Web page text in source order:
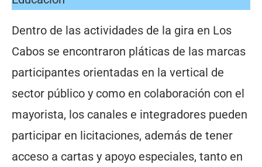
Dentro de las actividades de la gira en Los
Cabos se encontraron pláticas de las marcas
participantes orientadas en la vertical de
sector público y como en colaboración con el
mayorista, los canales e integradores pueden
participar en licitaciones, además de tener
acceso a cartas y apoyo especiales, tanto en